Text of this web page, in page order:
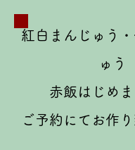
紅白まんじゅう
ゅう
赤飯はじめま
ご予約にてお作り